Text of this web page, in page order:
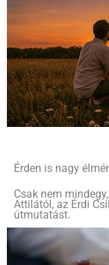
Érden is nagy
Csak nem
Attilától, az Érdi
útmutatást.